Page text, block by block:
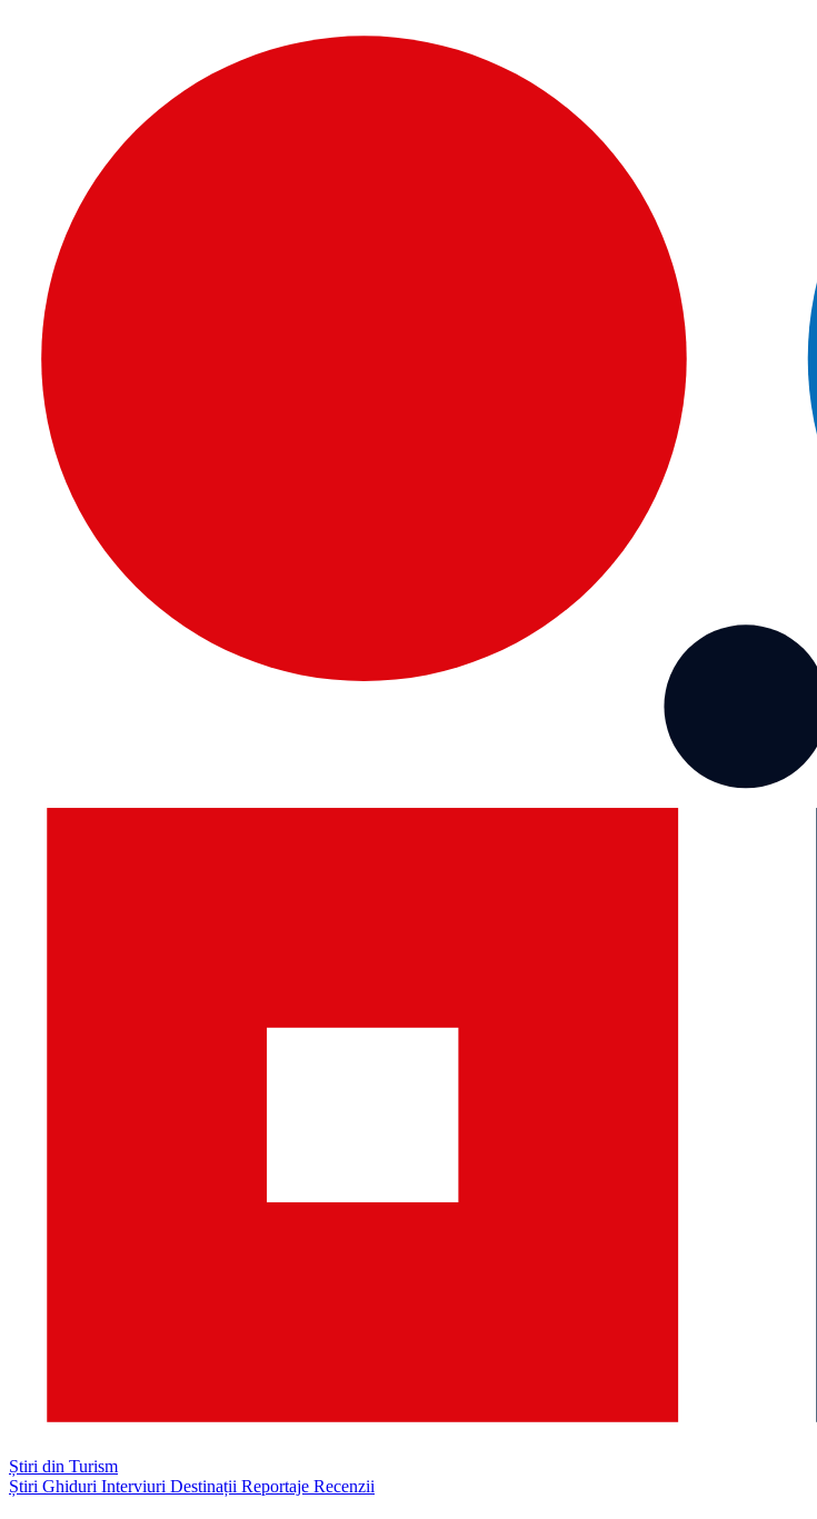
Știri din Turism
Știri Ghiduri Interviuri Destinații Reportaje Recenzii